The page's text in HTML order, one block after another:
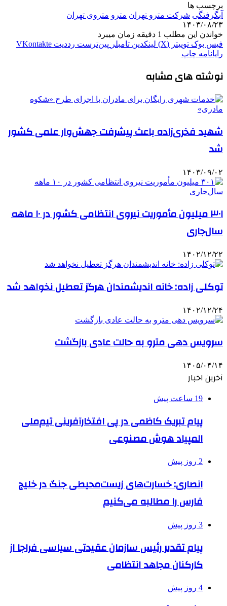
برچسب ها
آبگرفتگی شرکت مترو تهران مترو متروی تهران
۱۴۰۳/۰۸/۲۳
خواندن این مطلب 1 دقیقه زمان میبرد
فیس بوک توییتر (X) لینکدین ‫تامبلر ‫پین‌ترست ‫رددیت ‫VKontakte
رایانامه چاپ
نوشته های مشابه
شهید فخری‌زاده باعث پیشرفت جهش‌وار علمی کشور
شد
۱۴۰۳/۰۹/۰۲
۳۰۱ میلیون مأموریت نیروی انتظامی کشور در ۱۰ ماهه
سال‌جاری
۱۴۰۲/۱۲/۲۲
توکلی زاده: خانه اندیشمندان هرگز تعطیل نخواهد شد
۱۴۰۲/۱۲/۲۴
سرویس دهی مترو به حالت عادی بازگشت
۱۴۰۵/۰۴/۱۴
آخرین اخبار
19 ساعت پیش
پیام تبریک کاظمی در پی افتخارآفرینی تیم‌ملی
المپیاد هوش مصنوعی
2 روز پیش
انصاری: خسارت‌های زیست‌محیطی جنگ در خلیج
فارس را مطالبه‌ می‌کنیم
3 روز پیش
پیام تقدیر رئیس سازمان عقیدتی سیاسی فراجا از
کارکنان مجاهد انتظامی
4 روز پیش